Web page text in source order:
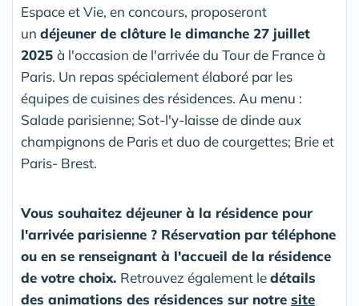
Espace et Vie, en concours, proposeront
un déjeuner de clôture le dimanche 27 juillet
2025 à l'occasion de l'arrivée du Tour de France à
Paris. Un repas spécialement élaboré par les
équipes de cuisines des résidences. Au menu :
Salade parisienne; Sot-l'y-laisse de dinde aux
champignons de Paris et duo de courgettes; Brie et
Paris- Brest.
Vous souhaitez déjeuner à la résidence pour
l'arrivée parisienne ? Réservation par téléphone
ou en se renseignant à l'accueil de la résidence
de votre choix. Retrouvez également ledétails
des animations des résidences sur notre site